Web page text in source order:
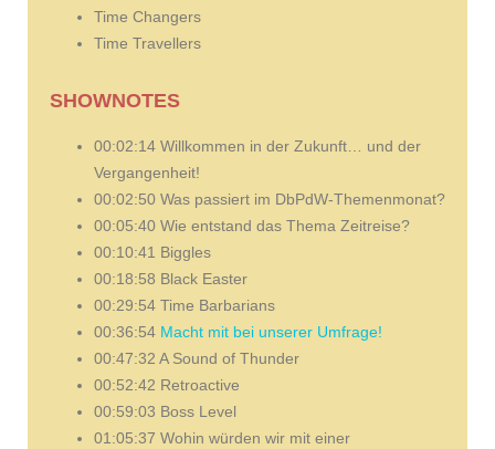
Time Changers
Time Travellers
SHOWNOTES
00:02:14 Willkommen in der Zukunft… und der
Vergangenheit!
00:02:50 Was passiert im DbPdW-Themenmonat?
00:05:40 Wie entstand das Thema Zeitreise?
00:10:41 Biggles
00:18:58 Black Easter
00:29:54 Time Barbarians
00:36:54 Macht mit bei unserer Umfrage!
00:47:32 A Sound of Thunder
00:52:42 Retroactive
00:59:03 Boss Level
01:05:37 Wohin würden wir mit einer